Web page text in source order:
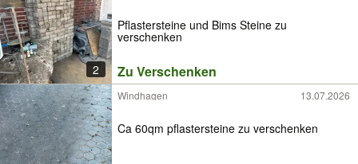
2
Pflastersteine und Bims Steine zu
verschenken
Zu Verschenken
Windhagen 13.07.2026
Ca 60qm pflastersteine zu verschenken